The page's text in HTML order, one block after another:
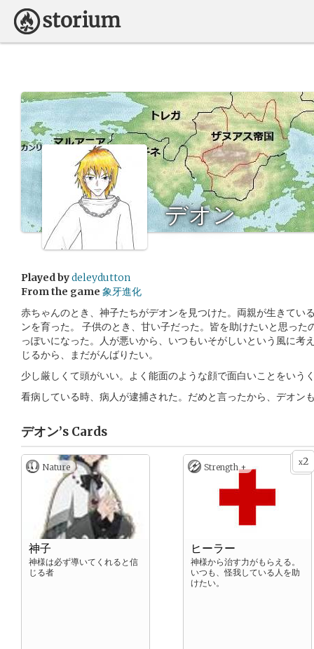
デオン
Played bydeleydutton
From the game 象牙進化
赤ちゃんのとき、神子たちがデオンを見つけた。両親が生きてい
ンを育った。 子供のとき、甘い子だった。皆を助けたいと思っ
っぽいになった。人が悪いから、いつもいそがしいという風に考
じるから、まだがんばりたい。
少し厳しくて頭がいい。よく能面のような顔で面白いことをいう
看病している時、病人が逮捕された。だめと言ったから、デオン
デオン’s Cards
Nature
神子
神様は必ず導いてくれると信
じる者
x2
Strength +
ヒーラー
神様から治す力がもらえる。
いつも、怪我している人を助
けたい。